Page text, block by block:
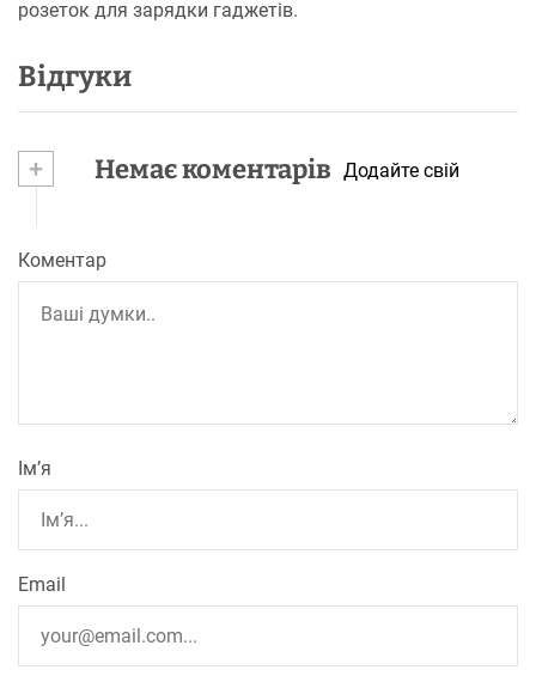
розеток для зарядки гаджетів.
Відгуки
+ Немає коментарів Додайте свій
Коментар
Ім’я
Email